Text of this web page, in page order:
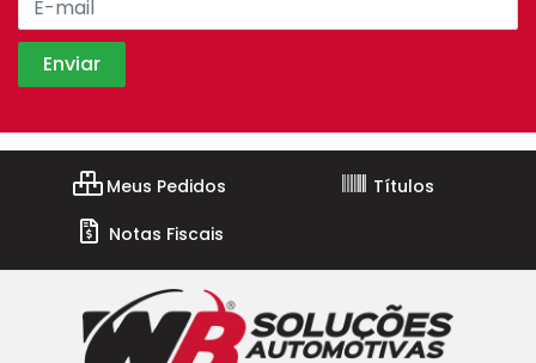
Meus Pedidos
Títulos
Notas Fiscais